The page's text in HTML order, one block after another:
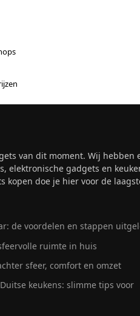
van dit moment. Wij hebben
elektronische gadgets en
kopen doe je hier voor de
de voordelen en stappen
ruimte in huis
sfeer, comfort en omzet
keukens: slimme tips voor